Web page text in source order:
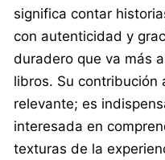
significa contar
con autenticidad y
duradero que va más
libros. Su contribución
relevante; es
interesada en
texturas de la